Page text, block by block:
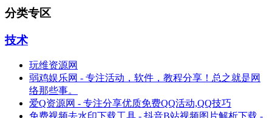
分类专区
技术
玩维资源网
弱鸡娱乐网 - 专注活动，软件，教程分享！总之就是网
络那些事。
爱Q资源网 - 专注分享优质免费QQ活动,QQ技巧